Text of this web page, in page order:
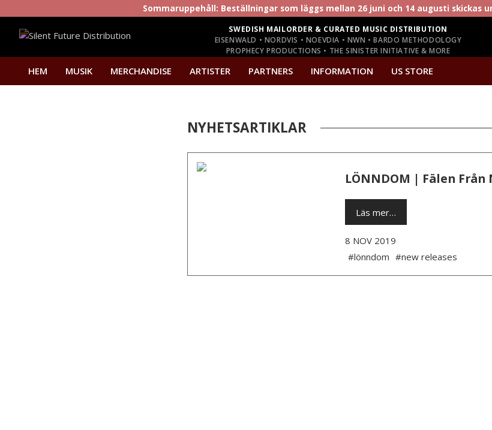
Sommaruppehåll: Beställningar som läggs mellan 26 juni och 14 augusti skickas
SWEDISH MAILORDER & CURATED MUSIC DISTRIBUTION
EISENWALD • NORDVIS • NOEVDIA • NWN • BARDO METHODOLOGY
PROPHECY PRODUCTIONS • THE SINISTER INITIATIVE & MORE
HEM MUSIK MERCHANDISE ARTISTER PARTNERS INFORMATION US STORE
NYHETSARTIKLAR
LÖNNDOM | Fälen Från
Läs mer…
8 NOV 2019
#lönndom #new releases